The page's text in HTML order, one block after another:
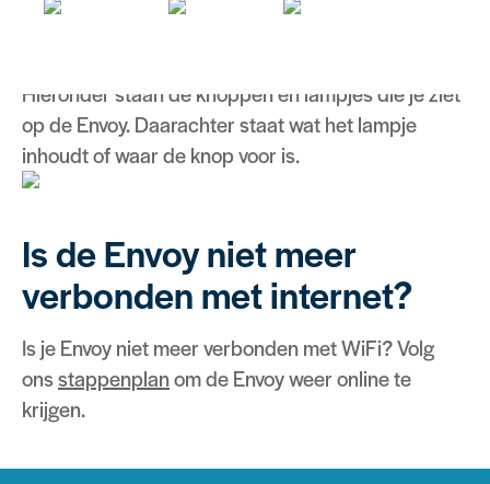
Hieronder staan de knoppen en lampjes die je ziet
op de Envoy. Daarachter staat wat het lampje
inhoudt of waar de knop voor is.
Is de Envoy niet meer
verbonden met internet?
Is je Envoy niet meer verbonden met WiFi? Volg
onsstappenplanom de Envoy weer online te
krijgen.